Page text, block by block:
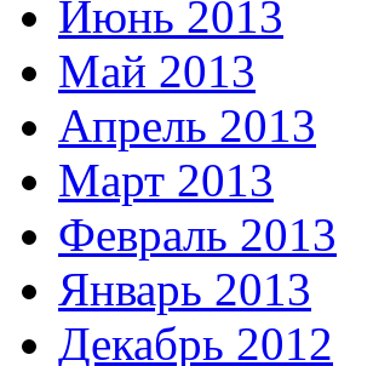
Июнь 2013
Май 2013
Апрель 2013
Март 2013
Февраль 2013
Январь 2013
Декабрь 2012